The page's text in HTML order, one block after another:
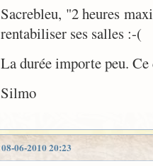
Sacrebleu, "2 heures
rentabiliser ses salles :-(
La durée importe peu.
Silmo
08-06-2010 20:23